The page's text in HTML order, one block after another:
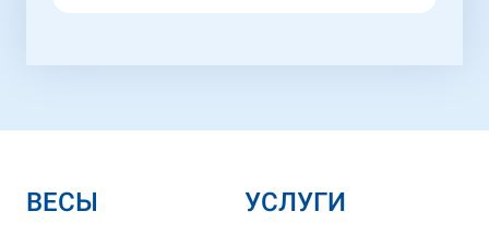
ВЕСЫ УСЛУГИ